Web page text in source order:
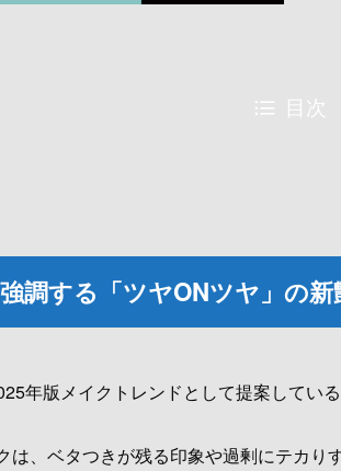
目次
調する「ツヤONツヤ」の新
年版メイクトレンドとして提案してい
は、ベタつきが残る印象や過剰にテカり